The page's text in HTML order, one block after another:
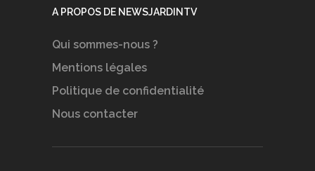
A PROPOS DE NEWSJARDINTV
Qui sommes-nous ?
Mentions légales
Politique de confidentialité
Nous contacter